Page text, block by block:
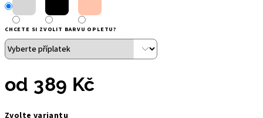
CHCETE SI ZVOLIT BARVU OPLETU?
od 389 Kč
Zvolte variantu